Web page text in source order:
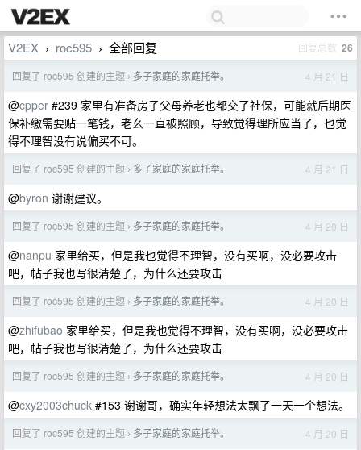
V2EX › roc595 › 全部回复 回复总数 26
回复了 roc595 创建的主题 › 多子家庭的家庭托举。 4 月 21 日
@cpper #239 家里有准备房子父母养老也都交了社保，可能就后期医
保补缴需要贴一笔钱，老幺一直被照顾，导致觉得理所应当了，也觉
得不理智没有说偏买不可。
回复了 roc595 创建的主题 › 多子家庭的家庭托举。 4 月 21 日
@byron 谢谢建议。
回复了 roc595 创建的主题 › 多子家庭的家庭托举。 4 月 20 日
@nanpu 家里给买，但是我也觉得不理智，没有买啊，没必要攻击
吧，帖子我也写很清楚了，为什么还要攻击
回复了 roc595 创建的主题 › 多子家庭的家庭托举。 4 月 20 日
@zhifubao 家里给买，但是我也觉得不理智，没有买啊，没必要攻击
吧，帖子我也写很清楚了，为什么还要攻击
回复了 roc595 创建的主题 › 多子家庭的家庭托举。 4 月 20 日
@cxy2003chuck #153 谢谢哥，确实年轻想法太飘了一天一个想法。
回复了 roc595 创建的主题 › 多子家庭的家庭托举。 4 月 20 日